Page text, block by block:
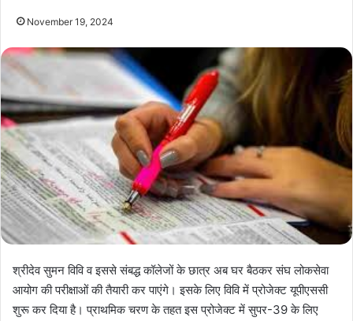
November 19, 2024
श्रीदेव सुमन विवि व इससे संबद्ध कॉलेजों के छात्र अब घर बैठकर संघ लोकसेवा
आयोग की परीक्षाओं की तैयारी कर पाएंगे। इसके लिए विवि में प्रोजेक्ट यूपीएससी
शुरू कर दिया है। प्राथमिक चरण के तहत इस प्रोजेक्ट में सुपर-39 के लिए